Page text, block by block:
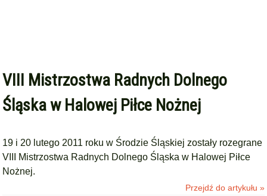
VIII Mistrzostwa Radnych Dolnego
Śląska w Halowej Piłce Nożnej
19 i 20 lutego 2011 roku w Środzie Śląskiej zostały rozegrane
VIII Mistrzostwa Radnych Dolnego Śląska w Halowej Piłce
Nożnej.
Przejdź do artykułu »